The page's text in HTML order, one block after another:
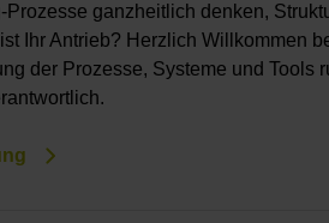
ganzheitlich denken,
Ihr Antrieb? Herzlich Willkommen
der Prozesse, Systeme und Tools